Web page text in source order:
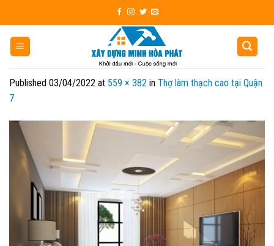
to
content
Published 03/04/2022 at 559 × 382 in Thợ làm thạch cao tại Quận
7